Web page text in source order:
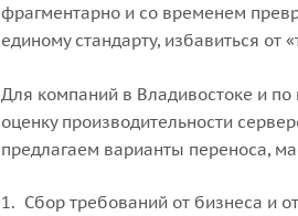
фрагментарно и со временем
единому стандарту, избавиться от
Для компаний в Владивостоке и
оценку производительности
предлагаем варианты переноса,
Сбор требований от бизнеса и